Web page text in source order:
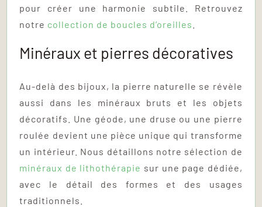
pour créer une harmonie subtile. Retrouvez
notre collection de boucles d’oreilles
Minéraux et pierres décoratives
Au-delà des bijoux, la pierre naturelle se révèle
aussi dans les minéraux bruts et les objets
décoratifs. Une géode, une druse ou une pierre
roulée devient une pièce unique qui transforme
un intérieur. Nous détaillons notre sélection de
minéraux de lithothérapie sur une page dédiée,
avec le détail des formes et des usages
traditionnels.